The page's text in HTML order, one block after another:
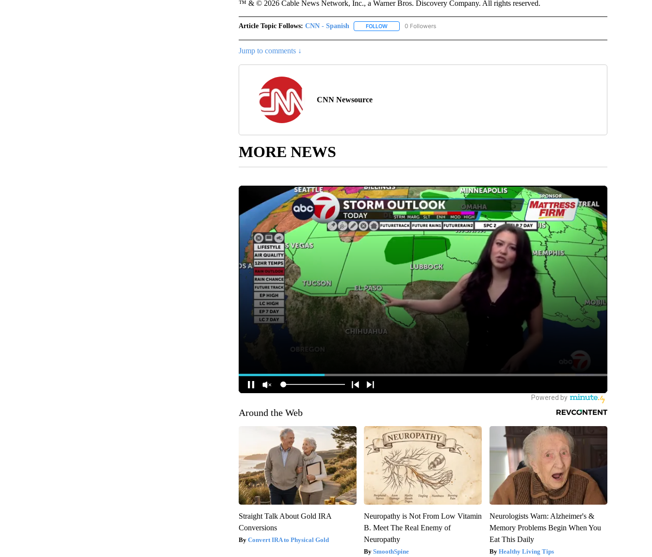
™ & © 2026 Cable News Network, Inc., a Warner Bros. Discovery Company. All rights reserved.
Article Topic Follows: CNN - Spanish FOLLOWFOLLOW "CNN - SPANISH" TO RECEIVE NOTIFICATIONS ABOUT NEW PAGES ON "CNN - SPANISH".
0 Followers
Jump to comments ↓
CNN Newsource
MORE NEWS
Around the Web
Straight Talk About Gold IRA
Conversions
Convert IRA to Physical Gold
Neuropathy is Not From Low Vitamin
B. Meet The Real Enemy of
Neuropathy
SmoothSpine
Neurologists Warn: Alzheimer's &
Memory Problems Begin When You
Eat This Daily
Healthy Living Tips